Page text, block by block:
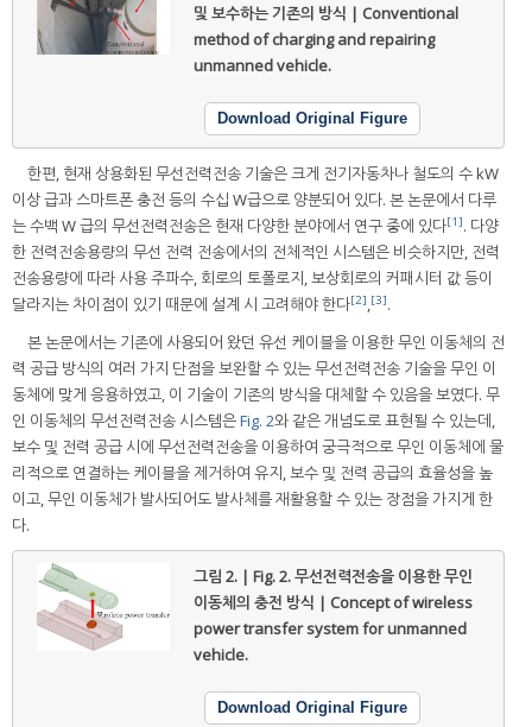
및 보수하는 기존의 방식 | Conventional
method of charging and repairing
unmanned vehicle.
Download Original Figure
한편, 현재 상용화된 무선전력전송 기술은 크게 전기자동차나 철도의 수 kW
이상 급과 스마트폰 충전 등의 수십 W급으로 양분되어 있다. 본 논문에서 다루
는 수백 W 급의 무선전력전송은 현재 다양한 분야에서 연구 중에 있다[1]. 다양
한 전력전송용량의 무선 전력 전송에서의 전체적인 시스템은 비슷하지만, 전력
전송용량에 따라 사용 주파수, 회로의 토폴로지, 보상회로의 커패시터 값 등이
달라지는 차이점이 있기 때문에 설계 시 고려해야 한다[2],[3].
본 논문에서는 기존에 사용되어 왔던 유선 케이블을 이용한 무인 이동체의 전
력 공급 방식의 여러 가지 단점을 보완할 수 있는 무선전력전송 기술을 무인 이
동체에 맞게 응용하였고, 이 기술이 기존의 방식을 대체할 수 있음을 보였다. 무
인 이동체의 무선전력전송 시스템은Fig. 2와 같은 개념도로 표현될 수 있는데,
보수 및 전력 공급 시에 무선전력전송을 이용하여 궁극적으로 무인 이동체에 물
리적으로 연결하는 케이블을 제거하여 유지, 보수 및 전력 공급의 효율성을 높
이고, 무인 이동체가 발사되어도 발사체를 재활용할 수 있는 장점을 가지게 한
다.
그림 2. | Fig. 2.무선전력전송을 이용한 무인
이동체의 충전 방식 | Concept of wireless
power transfer system for unmanned
vehicle.
Download Original Figure